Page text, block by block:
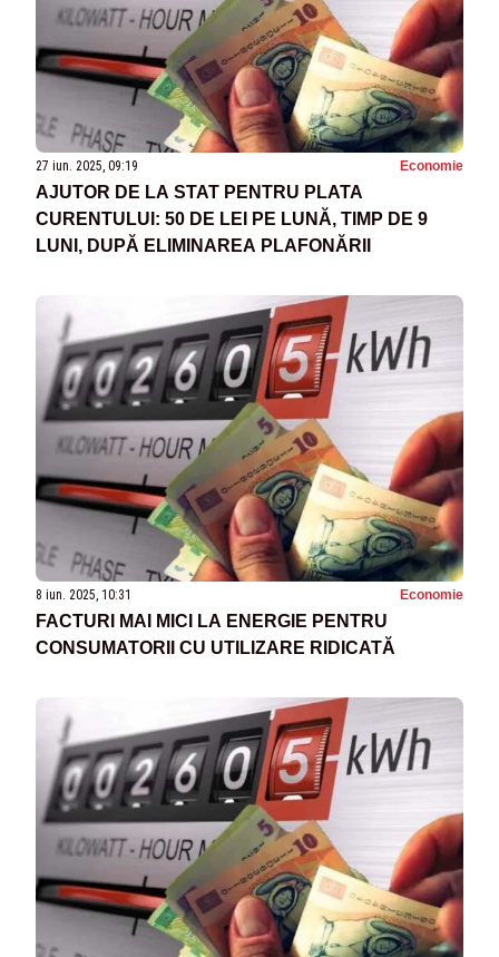
27 iun. 2025, 09:19 Economie
AJUTOR DE LA STAT PENTRU PLATA
CURENTULUI: 50 DE LEI PE LUNĂ, TIMP DE 9
LUNI, DUPĂ ELIMINAREA PLAFONĂRII
8 iun. 2025, 10:31 Economie
FACTURI MAI MICI LA ENERGIE PENTRU
CONSUMATORII CU UTILIZARE RIDICATĂ